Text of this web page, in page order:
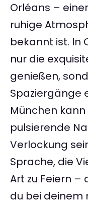
Orléans –
ruhige
bekannt ist. In
nur die
genießen,
Spaziergänge
München
pulsierende
Verlockung
Sprache, die
Art zu Feiern –
du bei deinem